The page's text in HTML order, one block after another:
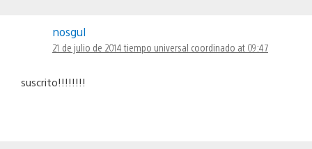
nosgul
21 de julio de 2014 tiempo universal coordinado at 09:47
suscrito!!!!!!!!